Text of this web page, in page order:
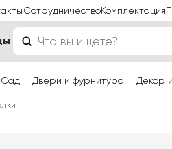
СотрудничествоКомплектация
Сад Двери и фурнитура Декор